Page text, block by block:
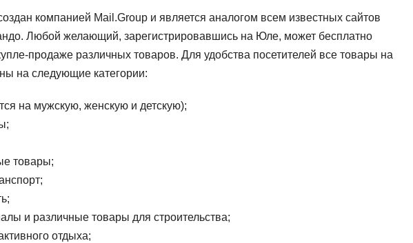
компанией Mail.Group и является аналогом всем известных сайтов
Любой желающий, зарегистрировавшись на Юле, может бесплатно
продаже различных товаров. Для удобства посетителей все товары на
на следующие категории:
на мужскую, женскую и детскую);
товары;
и различные товары для строительства;
отдыха;